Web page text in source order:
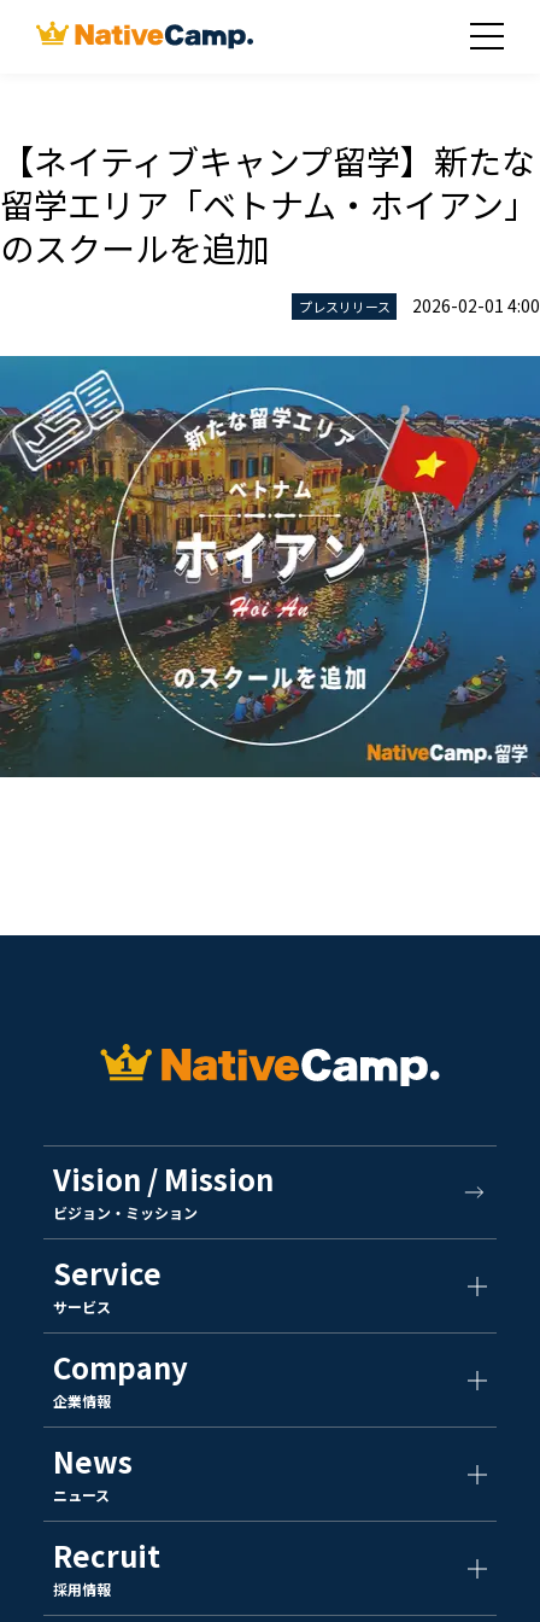
【ネイティブキャンプ留学】新たな
留学エリア「ベトナム・ホイアン」
のスクールを追加
プレスリリース 2026-02-01 4:00
Vision / Mission
ビジョン・ミッション
Service
サービス
Company
企業情報
News
ニュース
Recruit
採用情報